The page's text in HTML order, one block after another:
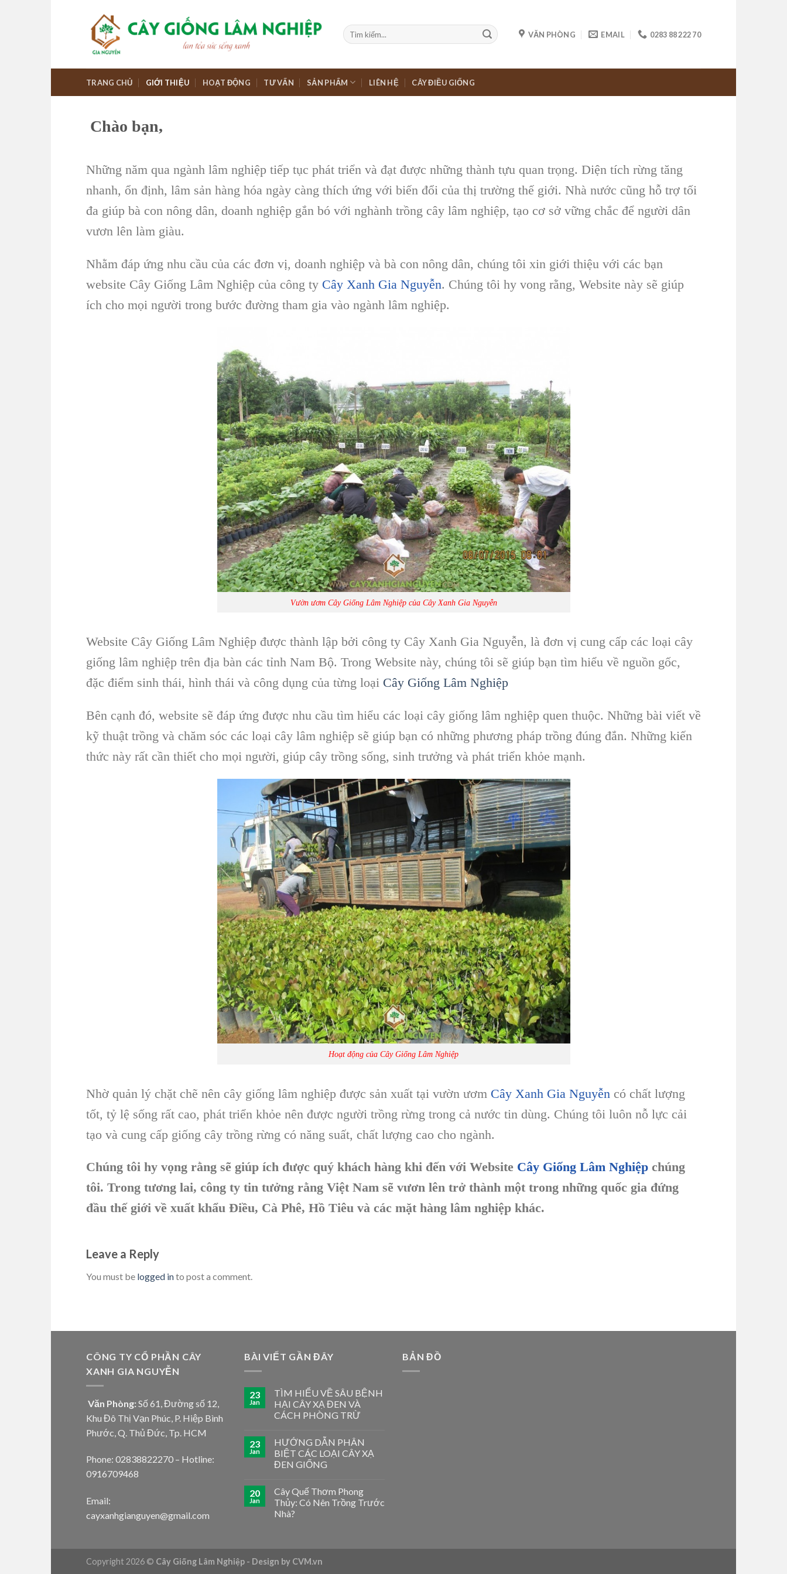
VĂN PHÒNG EMAIL 0283 88 222 70
TRANG CHỦ GIỚI THIỆU HOẠT ĐỘNG TƯ VẤN SẢN PHẨM LIÊN HỆ CÂY ĐIỀU GIỐNG
Chào bạn,
Những năm qua ngành lâm nghiệp tiếp tục phát triển và đạt được những thành tựu quan trọng. Diện tích rừng tăng
nhanh, ổn định, lâm sản hàng hóa ngày càng thích ứng với biến đổi của thị trường thế giới. Nhà nước cũng hỗ trợ tối
đa giúp bà con nông dân, doanh nghiệp gắn bó với nghành trồng cây lâm nghiệp, tạo cơ sở vững chắc để người dân
vươn lên làm giàu.
Nhằm đáp ứng nhu cầu của các đơn vị, doanh nghiệp và bà con nông dân, chúng tôi xin giới thiệu với các bạn
website Cây Giống Lâm Nghiệp của công ty Cây Xanh Gia Nguyễn. Chúng tôi hy vong rằng, Website này sẽ giúp
ích cho mọi người trong bước đường tham gia vào ngành lâm nghiệp.
Vườn ươm Cây Giống Lâm Nghiệp của Cây Xanh Gia Nguyễn
Website Cây Giống Lâm Nghiệp được thành lập bởi công ty Cây Xanh Gia Nguyễn, là đơn vị cung cấp các loại cây
giống lâm nghiệp trên địa bàn các tỉnh Nam Bộ. Trong Website này, chúng tôi sẽ giúp bạn tìm hiểu về nguồn gốc,
đặc điểm sinh thái, hình thái và công dụng của từng loại Cây Giống Lâm Nghiệp
Bên cạnh đó, website sẽ đáp ứng được nhu cầu tìm hiểu các loại cây giống lâm nghiệp quen thuộc. Những bài viết về
kỹ thuật trồng và chăm sóc các loại cây lâm nghiệp sẽ giúp bạn có những phương pháp trồng đúng đắn. Những kiến
thức này rất cần thiết cho mọi người, giúp cây trồng sống, sinh trưởng và phát triển khỏe mạnh.
Hoạt động của Cây Giống Lâm Nghiệp
Nhờ quản lý chặt chẽ nên cây giống lâm nghiệp được sản xuất tại vườn ươm Cây Xanh Gia Nguyễn có chất lượng
tốt, tỷ lệ sống rất cao, phát triển khỏe nên được người trồng rừng trong cả nước tin dùng. Chúng tôi luôn nỗ lực cải
tạo và cung cấp giống cây trồng rừng có năng suất, chất lượng cao cho ngành.
Chúng tôi hy vọng rằng sẽ giúp ích được quý khách hàng khi đến với Website Cây Giống Lâm Nghiệp chúng
tôi. Trong tương lai, công ty tin tưởng rằng Việt Nam sẽ vươn lên trở thành một trong những quốc gia đứng
đầu thế giới về xuất khẩu Điều, Cà Phê, Hồ Tiêu và các mặt hàng lâm nghiệp khác.
Leave a Reply
You must be logged into post a comment.
CÔNG TY CỔ PHẦN CÂY
XANH GIA NGUYỄN
Văn Phòng: Số 61, Đường số 12,
Khu Đô Thị Vạn Phúc, P. Hiệp Bình
Phước, Q. Thủ Đức, Tp. HCM
Phone: 02838822270 – Hotline:
0916709468
Email:
cayxanhgianguyen@gmail.com
BÀI VIẾT GẦN ĐÂY
23
Jan
TÌM HIỂU VỀ SÂU BỆNH
HẠI CÂY XẠ ĐEN VÀ
CÁCH PHÒNG TRỪ
23
Jan
HƯỚNG DẪN PHÂN
BIỆT CÁC LOẠI CÂY XẠ
ĐEN GIỐNG
20
Jan
Cây Quế Thơm Phong
Thủy: Có Nên Trồng Trước
Nhà?
BẢN ĐỒ
Copyright 2026 © Cây Giống Lâm Nghiệp - Design by CVM.vn